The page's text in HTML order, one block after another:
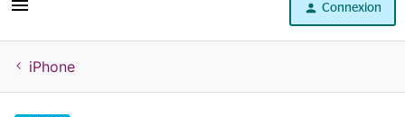
Aide
Connexion
iPhone